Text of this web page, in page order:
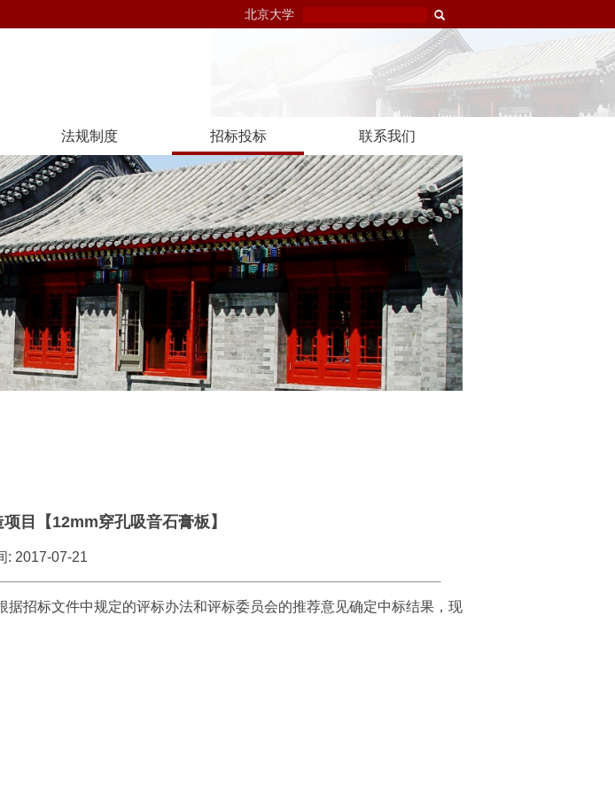
北京大学
法规制度 招标投标 联系我们
目【12mm穿孔吸音石膏板】
: 2017-07-21
招标文件中规定的评标办法和评标委员会的推荐意见确定中标结果，现